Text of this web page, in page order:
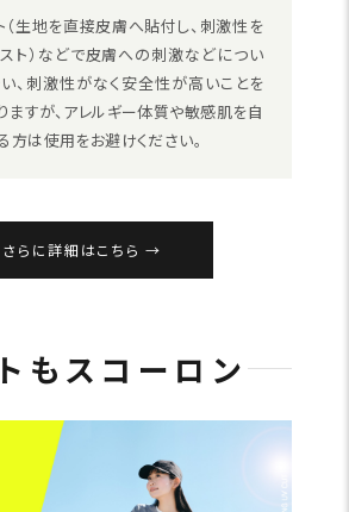
（生地を直接皮膚へ貼付し、刺激性を
ト）などで皮膚への刺激などについ
、刺激性がなく安全性が高いことを
ますが、アレルギー体質や敏感肌を自
方は使用をお避けください。
さらに詳細はこちら
もスコーロン